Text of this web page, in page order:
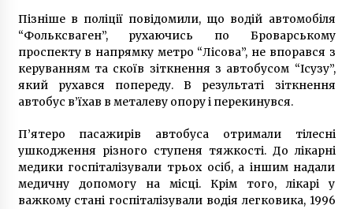
Пізніше в поліції повідомили, що водій автомобіля
“Фольксваген”, рухаючись по Броварському
проспекту в напрямку метро “Лісова”, не впорався з
керуванням та скоїв зіткнення з автобусом “Ісузу”,
який рухався попереду. В результаті зіткнення
автобус в’їхав в металеву опору і перекинувся.
П’ятеро пасажирів автобуса отримали тілесні
ушкодження різного ступеня тяжкості. До лікарні
медики госпіталізували трьох осіб, а іншим надали
медичну допомогу на місці. Крім того, лікарі у
важкому стані госпіталізували водія легковика, 1996